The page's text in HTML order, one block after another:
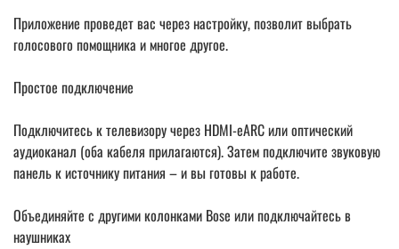
Приложение проведет вас через настройку, позволит выбрать
голосового помощника и многое другое.
Простое подключение
Подключитесь к телевизору через HDMI-eARC или оптический
аудиоканал (оба кабеля прилагаются). Затем подключите звуковую
панель к источнику питания – и вы готовы к работе.
Объединяйте с другими колонками Bose или подключайтесь в
наушниках